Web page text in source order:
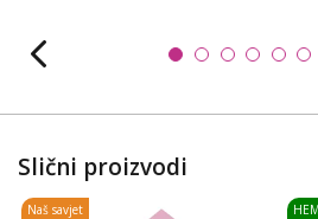
Slični proizvodi
Naš savjet